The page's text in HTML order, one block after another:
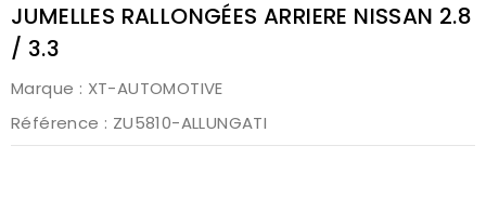
JUMELLES RALLONGÉES ARRIERE NISSAN 2.8
/ 3.3
Marque : XT-AUTOMOTIVE
Référence : ZU5810-ALLUNGATI